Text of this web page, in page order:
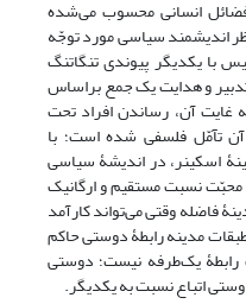
فضائل انسانی محسوب می‌شده
اندیشمند سیاسی مورد توجّه
با یکدیگر پیوندی تنگاتنگ
و هدایت یک جمع براساس
آن، رساندن افراد تحت
تآمّل فلسفی شده است؛ با
اسکینر، در اندیشۀ سیاسی
محبّت نسبت مستقیم و ارگانیک
فاضله وقتی می‌تواند کارآمد
مدینه رابطۀ دوستی حاکم
رابطۀ یک‌طرفه نیست؛ دوستی
اتباع نسبت به یکدیگر.